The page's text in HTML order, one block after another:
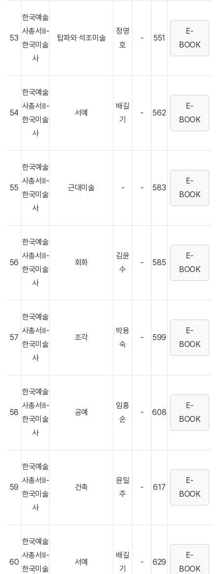
53
한국예술
사총서Ⅱ-
한국미술
사
탑파와 석조미술
정영
호
- 551
E-
BOOK
54
한국예술
사총서Ⅱ-
한국미술
사
서예
배길
기
- 562
E-
BOOK
55
한국예술
사총서Ⅱ-
한국미술
사
근대미술 - - 583
E-
BOOK
56
한국예술
사총서Ⅱ-
한국미술
사
회화
김윤
수
- 585
E-
BOOK
57
한국예술
사총서Ⅱ-
한국미술
사
조각
박용
숙
- 599
E-
BOOK
58
한국예술
사총서Ⅱ-
한국미술
사
공예
임홍
순
- 608
E-
BOOK
59
한국예술
사총서Ⅱ-
한국미술
사
건축
윤일
주
- 617
E-
BOOK
60
한국예술
사총서Ⅱ-
한국미술
서예
배길
기
- 629
E-
BOOK